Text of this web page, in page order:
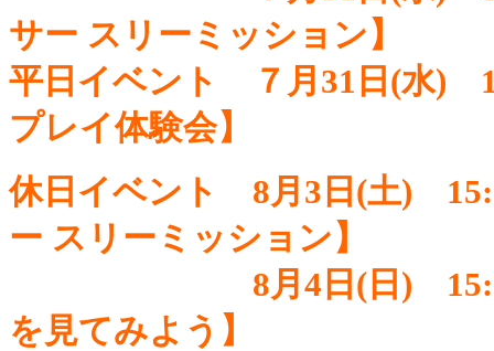
サー スリーミッション】
平日イベント
７月31日(水)
プレイ体験会】
休日 イベント 8月3日(土)
ー スリーミッション】
8月4日(日)
を見てみよう】